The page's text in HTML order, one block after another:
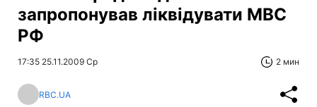
запропонував ліквідувати МВС
РФ
17:35 25.11.2009 Ср 2 мин
RBC.UA